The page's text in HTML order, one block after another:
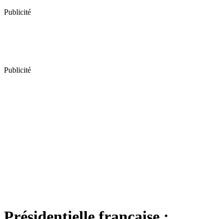
Publicité
Publicité